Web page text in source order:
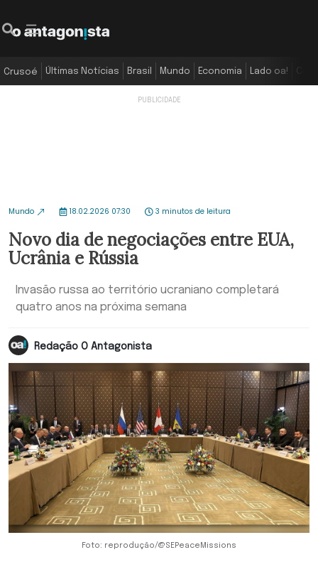
Crusoé Últimas Notícias Brasil Mundo Economia Lado oa!
Mundo 18.02.2026 07:30 3 minutos de leitura
Novo dia de negociações entre EUA,
Ucrânia e Rússia
Invasão russa ao território ucraniano completará
quatro anos na próxima semana
Redação O Antagonista
Foto: reprodução/@SEPeaceMissions